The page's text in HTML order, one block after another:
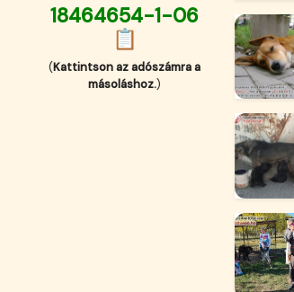
18464654-1-06
📋
(Kattintson az adószámra a
másoláshoz.)